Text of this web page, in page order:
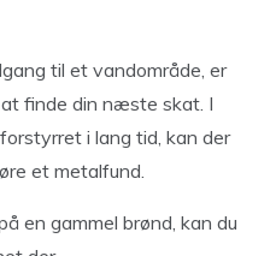
til et vandområde, er
finde din næste skat. I
i lang tid, kan der
et metalfund.
en gammel brønd, kan du